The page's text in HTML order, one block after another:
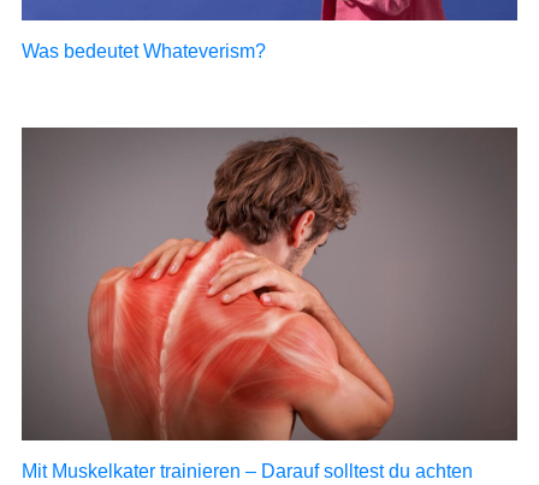
Was bedeutet Whateverism?
Mit Muskelkater trainieren – Darauf solltest du achten